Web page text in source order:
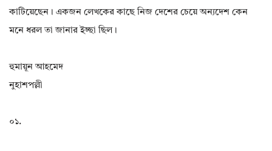
কাটিয়েছেন। একজন লেখকের কাছে নিজ দেশের চেয়ে অন্যদেশ কেন
মনে ধরল তা জানার ইচ্ছা ছিল।
হুমায়ূন আহমেদ
নুহাশপল্লী
০১.